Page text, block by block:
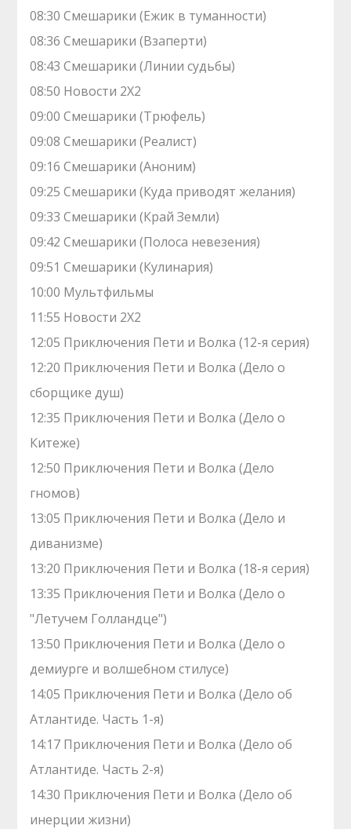
08:30 Смешарики (Ежик в туманности)
08:36 Смешарики (Взаперти)
08:43 Смешарики (Линии судьбы)
08:50 Новости 2Х2
09:00 Смешарики (Трюфель)
09:08 Смешарики (Реалист)
09:16 Смешарики (Аноним)
09:25 Смешарики (Куда приводят желания)
09:33 Смешарики (Край Земли)
09:42 Смешарики (Полоса невезения)
09:51 Смешарики (Кулинария)
10:00 Мультфильмы
11:55 Новости 2Х2
12:05 Приключения Пети и Волка (12-я серия)
12:20 Приключения Пети и Волка (Дело о
сборщике душ)
12:35 Приключения Пети и Волка (Дело о
Китеже)
12:50 Приключения Пети и Волка (Дело
гномов)
13:05 Приключения Пети и Волка (Дело и
диванизме)
13:20 Приключения Пети и Волка (18-я серия)
13:35 Приключения Пети и Волка (Дело о
"Летучем Голландце")
13:50 Приключения Пети и Волка (Дело о
демиурге и волшебном стилусе)
14:05 Приключения Пети и Волка (Дело об
Атлантиде. Часть 1-я)
14:17 Приключения Пети и Волка (Дело об
Атлантиде. Часть 2-я)
14:30 Приключения Пети и Волка (Дело об
инерции жизни)